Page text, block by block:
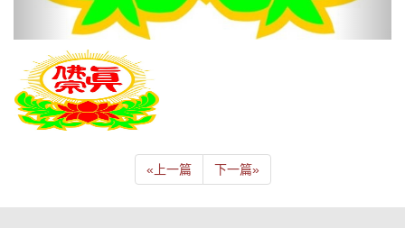
« 上一篇 下一篇»